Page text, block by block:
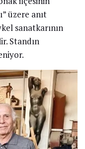
üzere anıt
sanatkarının
Standın